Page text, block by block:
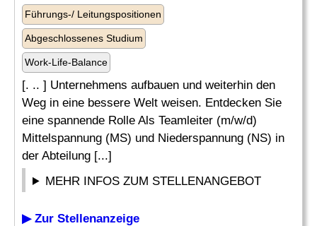
Führungs-/ Leitungspositionen
Abgeschlossenes Studium
Work-Life-Balance
[. .. ] Unternehmens aufbauen und weiterhin den
Weg in eine bessere Welt weisen. Entdecken Sie
eine spannende Rolle Als Teamleiter (m/w/d)
Mittelspannung (MS) und Niederspannung (NS) in
der Abteilung [...]
MEHR INFOS ZUM STELLENANGEBOT
▶ Zur Stellenanzeige